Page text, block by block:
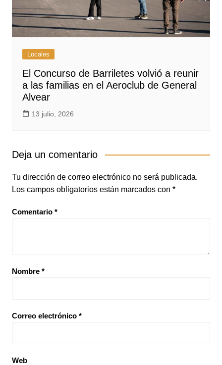
Locales
El Concurso de Barriletes volvió a reunir
a las familias en el Aeroclub de General
Alvear
13 julio, 2026
Deja un comentario
Tu dirección de correo electrónico no será publicada.
Los campos obligatorios están marcados con *
Comentario *
Nombre *
Correo electrónico *
Web